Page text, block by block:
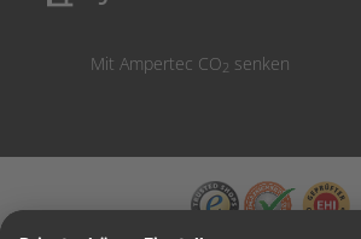
Mit Ampertec CO2 senken